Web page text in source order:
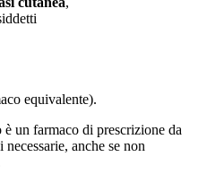
equivalente).
un farmaco di prescrizione da
anche se non